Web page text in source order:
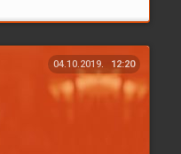
04.10.2019. 12:20